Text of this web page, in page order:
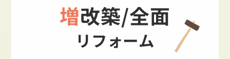
増改築/全面
リフォーム